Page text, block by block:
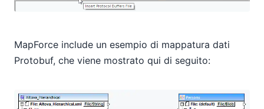
MapForce include un esempio di mappatura dati
Protobuf, che viene mostrato qui di seguito: